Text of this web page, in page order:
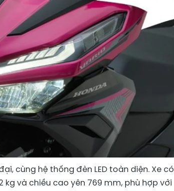
cùng hệ thống đèn LED toàn diện. Xe có
kg và chiều cao yên 769 mm, phù hợp với